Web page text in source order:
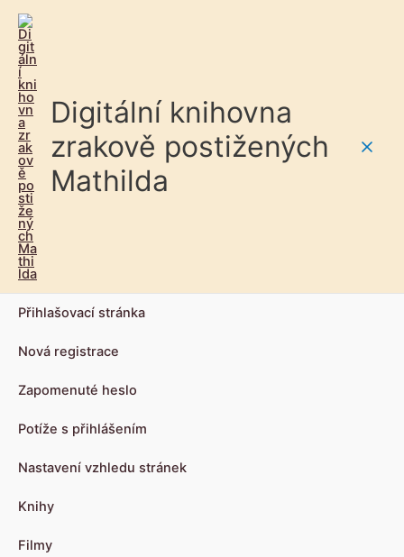
Digitální knihovna
zrakově postižených
Mathilda
Přihlašovací stránka
Nová registrace
Zapomenuté heslo
Potíže s přihlášením
Nastavení vzhledu stránek
Knihy
Filmy